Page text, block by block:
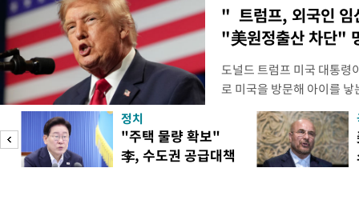
" 트럼프, 외국인 임
"美원정출산 차단"
도널드 트럼프 미국 대통령
로 미국을 방문해 아이를
관광'을 금지하라고 지시
집무실에서 이 같은 내용
위한 두가지 행정명령에
내에서 출산할 목적으로 외
정치
"주택 물량 확보"
李, 수도권 공급대책